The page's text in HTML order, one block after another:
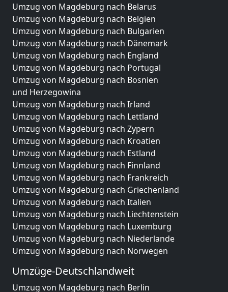
Umzug von Magdeburg nach Belarus
Umzug von Magdeburg nach Belgien
Umzug von Magdeburg nach Bulgarien
Umzug von Magdeburg nach Dänemark
Umzug von Magdeburg nach England
Umzug von Magdeburg nach Portugal
Umzug von Magdeburg nach Bosnien
und Herzegowina
Umzug von Magdeburg nach Irland
Umzug von Magdeburg nach Lettland
Umzug von Magdeburg nach Zypern
Umzug von Magdeburg nach Kroatien
Umzug von Magdeburg nach Estland
Umzug von Magdeburg nach Finnland
Umzug von Magdeburg nach Frankreich
Umzug von Magdeburg nach Griechenland
Umzug von Magdeburg nach Italien
Umzug von Magdeburg nach Liechtenstein
Umzug von Magdeburg nach Luxemburg
Umzug von Magdeburg nach Niederlande
Umzug von Magdeburg nach Norwegen
Umzüge-Deutschlandweit
Umzug von Magdeburg nach Berlin